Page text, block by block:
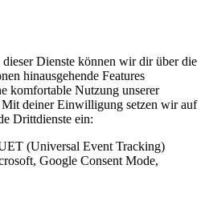
Dienste können wir dir über die
hinausgehende Features
komfortable Nutzung unserer
Mit deiner Einwilligung setzen wir auf
Drittdienste ein:
(Universal Event Tracking)
Google Consent Mode,